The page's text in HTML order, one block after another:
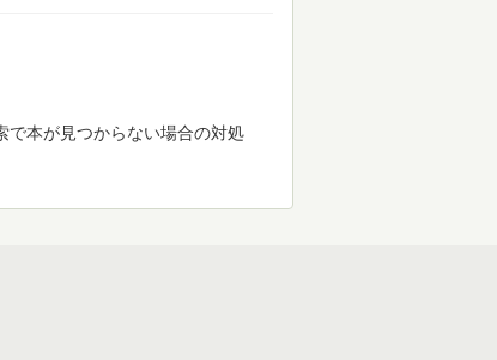
で本が見つからない場合の対処